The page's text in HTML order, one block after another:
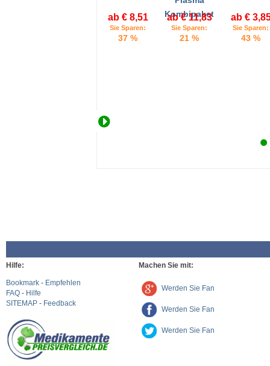
ab € 8,51
Sie Sparen:
37 %
Kombipaket
ab € 11,83
Sie Sparen:
21 %
ab €
Sie Sparen:
43 %
Hilfe:
Bookmark - Empfehlen
FAQ - Hilfe
SITEMAP - Feedback
Machen Sie mit:
Werden Sie Fan
Werden Sie Fan
Werden Sie Fan